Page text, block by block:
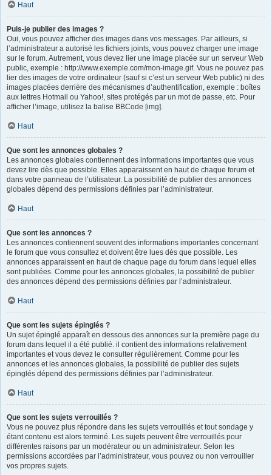
Haut
Puis-je publier des images ?
Oui, vous pouvez afficher des images dans vos messages. Par ailleurs, si
l’administrateur a autorisé les fichiers joints, vous pouvez charger une image
sur le forum. Autrement, vous devez lier une image placée sur un serveur Web
public, exemple : http://www.exemple.com/mon-image.gif. Vous ne pouvez pas
lier des images de votre ordinateur (sauf si c’est un serveur Web public) ni des
images placées derrière des mécanismes d’authentification, exemple : boîtes
aux lettres Hotmail ou Yahoo!, sites protégés par un mot de passe, etc. Pour
afficher l’image, utilisez la balise BBCode [img].
Haut
Que sont les annonces globales ?
Les annonces globales contiennent des informations importantes que vous
devez lire dès que possible. Elles apparaissent en haut de chaque forum et
dans votre panneau de l’utilisateur. La possibilité de publier des annonces
globales dépend des permissions définies par l’administrateur.
Haut
Que sont les annonces ?
Les annonces contiennent souvent des informations importantes concernant
le forum que vous consultez et doivent être lues dès que possible. Les
annonces apparaissent en haut de chaque page du forum dans lequel elles
sont publiées. Comme pour les annonces globales, la possibilité de publier
des annonces dépend des permissions définies par l’administrateur.
Haut
Que sont les sujets épinglés ?
Un sujet épinglé apparaît en dessous des annonces sur la première page du
forum dans lequel il a été publié. il contient des informations relativement
importantes et vous devez le consulter régulièrement. Comme pour les
annonces et les annonces globales, la possibilité de publier des sujets
épinglés dépend des permissions définies par l’administrateur.
Haut
Que sont les sujets verrouillés ?
Vous ne pouvez plus répondre dans les sujets verrouillés et tout sondage y
étant contenu est alors terminé. Les sujets peuvent être verrouillés pour
différentes raisons par un modérateur ou un administrateur. Selon les
permissions accordées par l’administrateur, vous pouvez ou non verrouiller
vos propres sujets.